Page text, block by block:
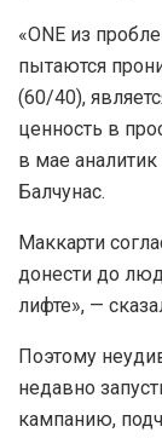
«ONE из
пытаются
(60/40),
ценность в
в мае
Балчунас.
Маккарти
донести до
лифте», —
Поэтому
недавно
кампанию,